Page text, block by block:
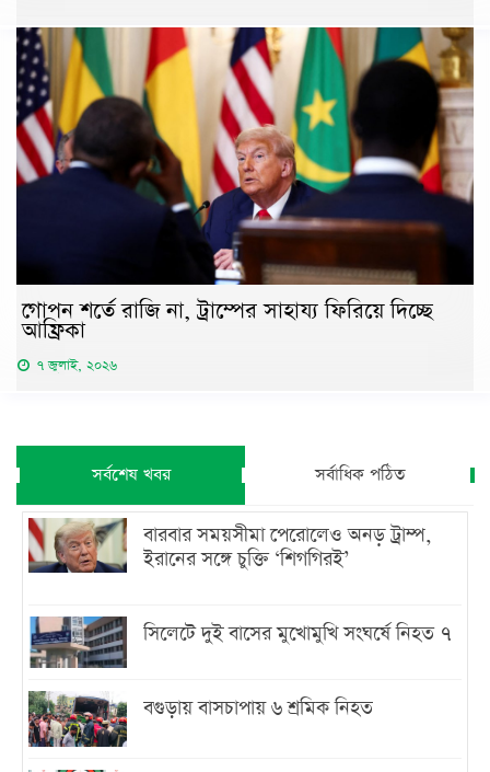
গোপন শর্তে রাজি না, ট্রাম্পের সাহায্য ফিরিয়ে দিচ্ছে
আফ্রিকা
৭ জুলাই, ২০২৬
সর্বশেষ খবর সর্বাধিক পঠিত
বারবার সময়সীমা পেরোলেও অনড় ট্রাম্প,
ইরানের সঙ্গে চুক্তি ‘শিগগিরই’
সিলেটে দুই বাসের মুখোমুখি সংঘর্ষে নিহত ৭
বগুড়ায় বাসচাপায় ৬ শ্রমিক নিহত